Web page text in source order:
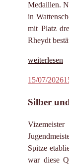
Medaillen.
in
mit Platz
Rheydt
„Zwei
bei
DM
weiterlesen
15/07/2026
Silber
Spitze
war diese